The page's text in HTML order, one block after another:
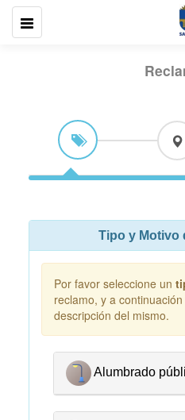
Tipo y Motivo
Por favor seleccione un
reclamo, y a
descripción del mismo.
Alumbrado